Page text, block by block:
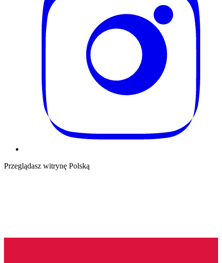
Przeglądasz witrynę Polską